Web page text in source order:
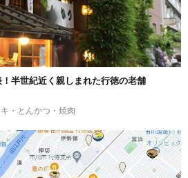
半世紀近く親しまれた行徳の老舗
・とんかつ・焼肉